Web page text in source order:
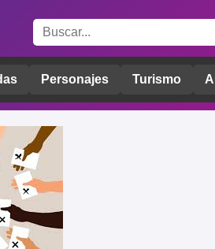
Personajes Turismo